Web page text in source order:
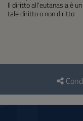
Il diritto all'eutanasia è
tale diritto o non diritto
Questionario
social